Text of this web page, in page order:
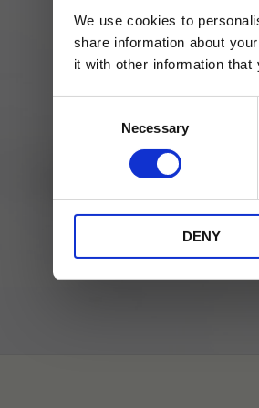
We use cookies to
share information about
it with other information that
Necessary
DENY
Jag samtycker till Tehuset Javas
* Rabatten gäller endast online på
på ordinarie priser och kan ej